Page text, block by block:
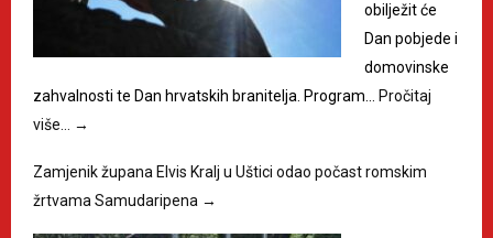
obilježit će
Dan pobjede i
domovinske
zahvalnosti te Dan hrvatskih branitelja. Program…
Pročitaj
više…
→
Zamjenik župana Elvis Kralj u Uštici odao počast romskim
žrtvama Samudaripena →